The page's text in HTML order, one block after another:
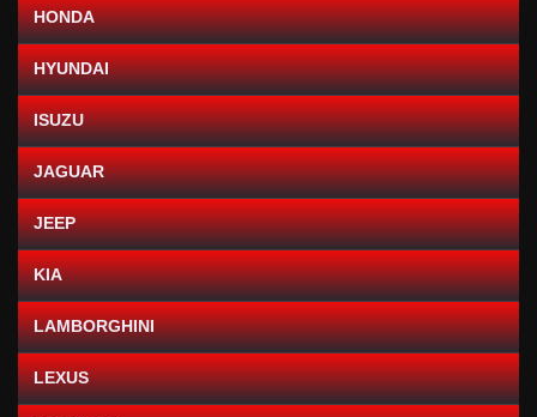
HONDA
HYUNDAI
ISUZU
JAGUAR
JEEP
KIA
LAMBORGHINI
LEXUS